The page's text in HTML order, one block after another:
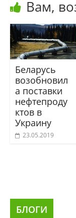
Вам,
Беларусь
возобновил
а поставки
нефтепроду
ктов в
Украину
23.05.2019
БЛОГИ